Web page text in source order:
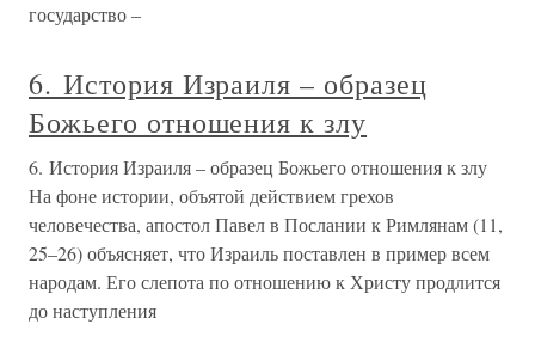
государство –
6. История Израиля – образец
Божьего отношения к злу
6. История Израиля – образец Божьего отношения к злу
На фоне истории, объятой действием грехов
человечества, апостол Павел в Послании к Римлянам (11,
25–26) объясняет, что Израиль поставлен в пример всем
народам. Его слепота по отношению к Христу продлится
до наступления